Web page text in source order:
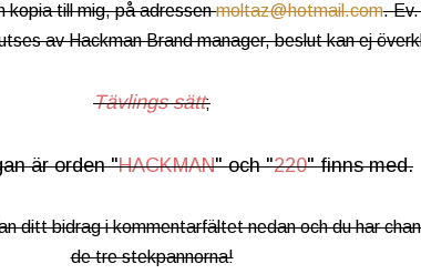
kopia till mig, på adressenmoltaz@hotmail.com.
av Hackman Brand manager, beslut kan ej
Tävlings sätt;
är orden "HACKMAN" och "220" finns med.
ditt bidrag i kommentarfältet nedan och du har
de tre stekpannorna!